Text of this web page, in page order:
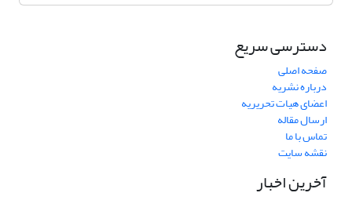
دسترسی سریع
صفحه اصلی
درباره نشریه
اعضای هیات تحریریه
ارسال مقاله
تماس با ما
نقشه سایت
آخرین اخبار